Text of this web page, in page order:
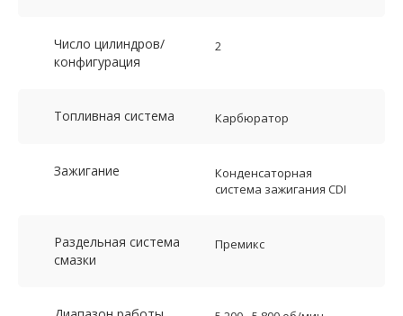
Число цилиндров/
конфигурация
2
Топливная система Карбюратор
Зажигание
Конденсаторная
система зажигания CDI
Раздельная система
смазки
Премикс